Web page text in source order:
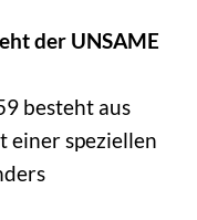
der UNSAME
besteht aus
einer speziellen